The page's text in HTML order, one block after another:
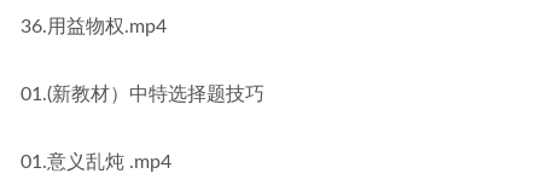
36.用益物权.mp4
01.(新教材）中特选择题技巧
01.意义乱炖 .mp4